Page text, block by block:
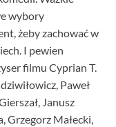
wybory
żeby zachować w
I pewien
filmu Cyprian T.
Paweł
Janusz
Grzegorz Małecki,